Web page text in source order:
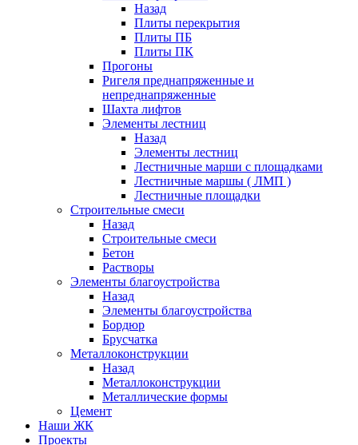
Назад
Плиты перекрытия
Плиты ПБ
Плиты ПК
Прогоны
Ригеля преднапряженные и
непреднапряженные
Шахта лифтов
Элементы лестниц
Назад
Элементы лестниц
Лестничные марши с площадками
Лестничные маршы ( ЛМП )
Лестничные площадки
Строительные смеси
Назад
Строительные смеси
Бетон
Растворы
Элементы благоустройства
Назад
Элементы благоустройства
Бордюр
Брусчатка
Металлоконструкции
Назад
Металлоконструкции
Металлические формы
Цемент
Наши ЖК
Проекты